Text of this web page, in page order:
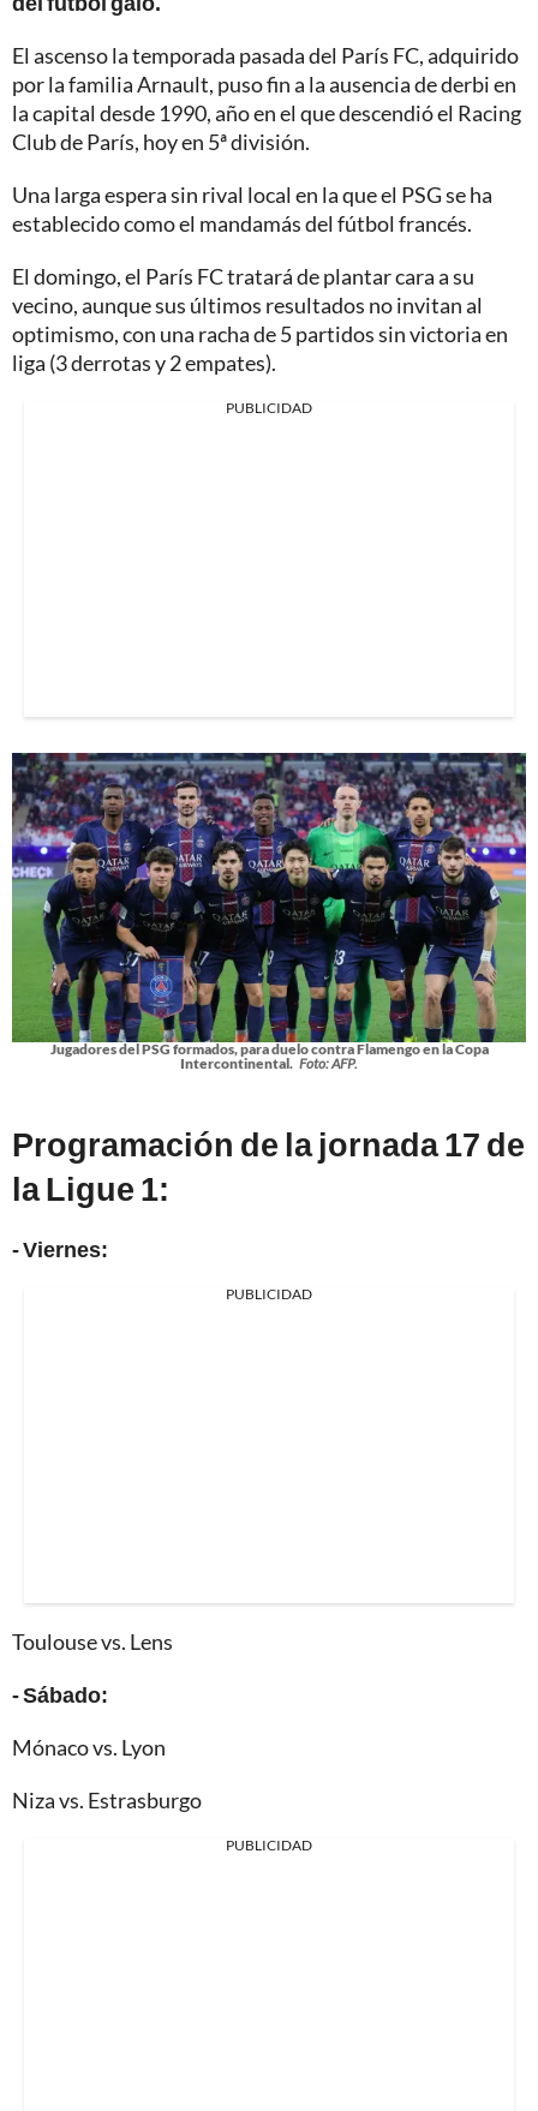
El ascenso la temporada pasada del París FC, adquirido
por la familia Arnault, puso fin a la ausencia de derbi en
la capital desde 1990, año en el que descendió el Racing
Club de París, hoy en 5ª división.
Una larga espera sin rival local en la que el PSG se ha
establecido como el mandamás del fútbol francés.
El domingo, el París FC tratará de plantar cara a su
vecino, aunque sus últimos resultados no invitan al
optimismo, con una racha de 5 partidos sin victoria en
liga (3 derrotas y 2 empates).
PUBLICIDAD
Jugadores del PSG formados, para duelo contra Flamengo en la Copa
Intercontinental. Foto: AFP.
Programación de la jornada 17 de
la Ligue 1:
- Viernes:
PUBLICIDAD
Toulouse vs. Lens
- Sábado:
Mónaco vs. Lyon
Niza vs. Estrasburgo
PUBLICIDAD